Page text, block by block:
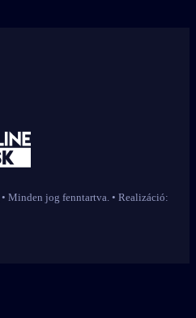
• Minden jog fenntartva. • Realizáció: